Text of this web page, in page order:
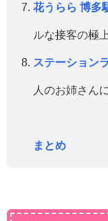
花うらら 博多
ルな接客の極
ステーション
人のお姉さん
まとめ